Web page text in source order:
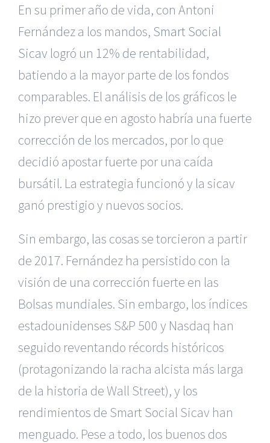
En su primer año de vida, con Antoni
Fernández a los mandos, Smart Social
Sicav logró un 12% de rentabilidad,
batiendo a la mayor parte de los fondos
comparables. El análisis de los gráficos le
hizo prever que en agosto habría una fuerte
corrección de los mercados, por lo que
decidió apostar fuerte por una caída
bursátil. La estrategia funcionó y la sicav
ganó prestigio y nuevos socios.
Sin embargo, las cosas se torcieron a partir
de 2017. Fernández ha persistido con la
visión de una corrección fuerte en las
Bolsas mundiales. Sin embargo, los índices
estadounidenses S&P 500 y Nasdaq han
seguido reventando récords históricos
(protagonizando la racha alcista más larga
de la historia de Wall Street), y los
rendimientos de Smart Social Sicav han
menguado. Pese a todo, los buenos dos